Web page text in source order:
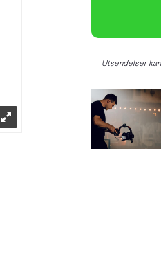
Utsendelser